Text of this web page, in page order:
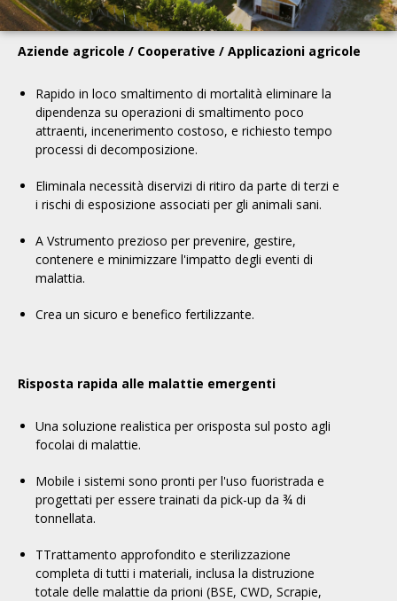
Aziende agricole / Cooperative / Applicazioni agricole
Rapido in loco smaltimento di mortalità eliminare la
dipendenza su operazioni di smaltimento poco
attraenti, incenerimento costoso, e richiesto tempo
processi di decomposizione.
Eliminala necessità diservizi di ritiro da parte di terzi e
i rischi di esposizione associati per gli animali sani.
A Vstrumento prezioso per prevenire, gestire,
contenere e minimizzare l'impatto degli eventi di
malattia.
Crea un sicuro e benefico fertilizzante.
Risposta rapida alle malattie emergenti
Una soluzione realistica per orisposta sul posto agli
focolai di malattie.
Mobile i sistemi sono pronti per l'uso fuoristrada e
progettati per essere trainati da pick-up da ¾ di
tonnellata.
TTrattamento approfondito e sterilizzazione
completa di tutti i materiali, inclusa la distruzione
totale delle malattie da prioni (BSE, CWD, Scrapie,